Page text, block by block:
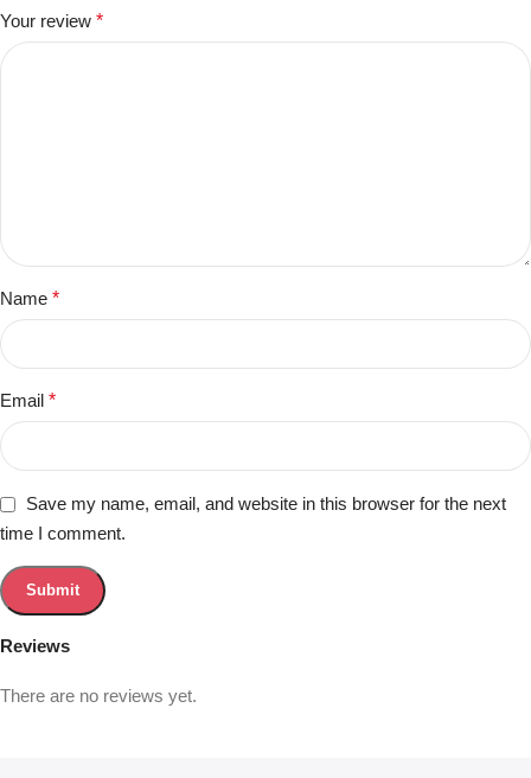
Reviews
There are no reviews yet.
Your review *
Name *
Email *
Save my name, email, and website in this browser for the next
time I comment.